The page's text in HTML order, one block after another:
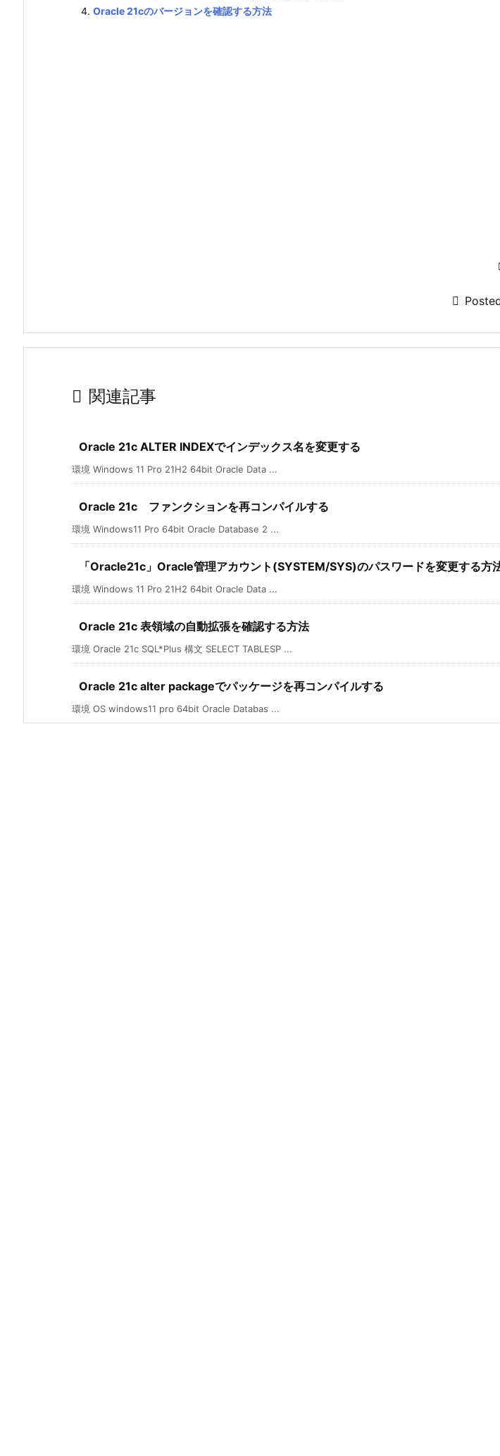
Oracle 21cのバージョンを確認する方法

 関連記事
Oracle 21c ALTER INDEXでインデックス名を変更する
環境 Windows 11 Pro 21H2 64bit Oracle Data ...
Oracle 21c ファンクションを再コンパイルする
環境 Windows11 Pro 64bit Oracle Database 2 ...
「Oracle21c」Oracle管理アカウント(SYSTEM/SYS)のパスワードを変更する方
環境 Windows 11 Pro 21H2 64bit Oracle Data ...
Oracle 21c 表領域の自動拡張を確認する方法
環境 Oracle 21c SQL*Plus 構文 SELECT TABLESP ...
Oracle 21c alter packageでパッケージを再コンパイルする
環境 OS windows11 pro 64bit Oracle Databas ...